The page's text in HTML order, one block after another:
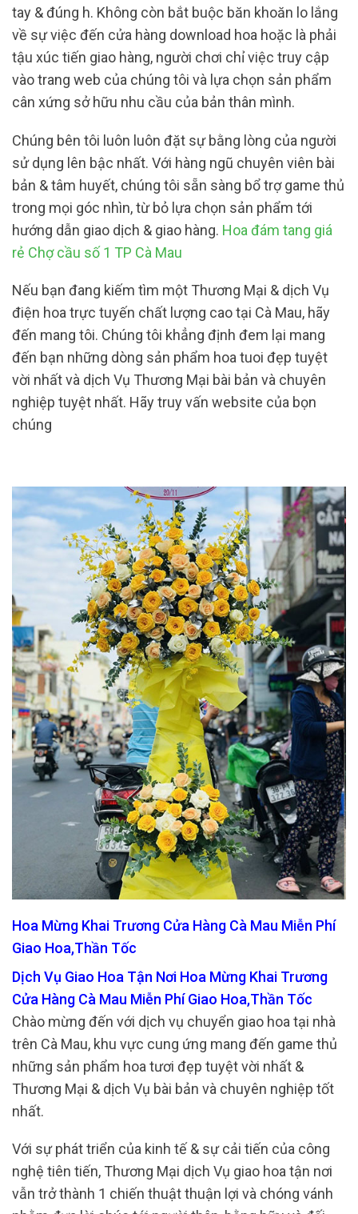
tay & đúng h. Không còn bắt buộc băn khoăn lo lắng
về sự việc đến cửa hàng download hoa hoặc là phải
tậu xúc tiến giao hàng, người chơi chỉ việc truy cập
vào trang web của chúng tôi và lựa chọn sản phẩm
cân xứng sở hữu nhu cầu của bản thân mình.
Chúng bên tôi luôn luôn đặt sự bằng lòng của người
sử dụng lên bậc nhất. Với hàng ngũ chuyên viên bài
bản & tâm huyết, chúng tôi sẵn sàng bổ trợ game thủ
trong mọi góc nhìn, từ bỏ lựa chọn sản phẩm tới
hướng dẫn giao dịch & giao hàng. Hoa đám tang giá
rẻ Chợ cầu số 1 TP Cà Mau
Nếu bạn đang kiếm tìm một Thương Mại & dịch Vụ
điện hoa trực tuyến chất lượng cao tại Cà Mau, hãy
đến mang tôi. Chúng tôi khẳng định đem lại mang
đến bạn những dòng sản phẩm hoa tuoi đẹp tuyệt
vời nhất và dịch Vụ Thương Mại bài bản và chuyên
nghiệp tuyệt nhất. Hãy truy vấn website của bọn
chúng
Hoa Mừng Khai Trương Cửa Hàng Cà Mau Miễn Phí
Giao Hoa,Thần Tốc
Dịch Vụ Giao Hoa Tận Nơi Hoa Mừng Khai Trương
Cửa Hàng Cà Mau Miễn Phí Giao Hoa,Thần Tốc
Chào mừng đến với dịch vụ chuyển giao hoa tại nhà
trên Cà Mau, khu vực cung ứng mang đến game thủ
những sản phẩm hoa tươi đẹp tuyệt vời nhất &
Thương Mại & dịch Vụ bài bản và chuyên nghiệp tốt
nhất.
Với sự phát triển của kinh tế & sự cải tiến của công
nghệ tiên tiến, Thương Mại dịch Vụ giao hoa tận nơi
vẫn trở thành 1 chiến thuật thuận lợi và chóng vánh